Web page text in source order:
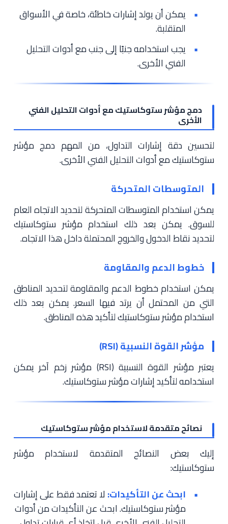
يمكن أن يولد إشارات خاطئة، خاصة في الأسواق
المتقلبة.
يجب استخدامه جنبًا إلى جنب مع أدوات التحليل
الفني الأخرى.
دمج مؤشر ستوكاستيك مع أدوات التحليل الفني
الأخرى
لتحسين دقة إشارات التداول، من المهم دمج مؤشر
ستوكاستيك مع أدوات التحليل الفني الأخرى.
المتوسطات المتحركة
يمكن استخدام المتوسطات المتحركة لتحديد الاتجاه العام
للسوق. يمكن بعد ذلك استخدام مؤشر ستوكاستيك
لتحديد نقاط الدخول والخروج المحتملة داخل هذا الاتجاه.
خطوط الدعم والمقاومة
يمكن استخدام خطوط الدعم والمقاومة لتحديد المناطق
التي من المحتمل أن يرتد فيها السعر. يمكن بعد ذلك
استخدام مؤشر ستوكاستيك لتأكيد هذه المناطق.
مؤشر القوة النسبية (RSI)
يعتبر مؤشر القوة النسبية (RSI) مؤشر زخم آخر يمكن
استخدامه لتأكيد إشارات مؤشر ستوكاستيك.
نصائح متقدمة لاستخدام مؤشر ستوكاستيك
إليك بعض النصائح المتقدمة لاستخدام مؤشر
ستوكاستيك:
ابحث عن التأكيدات: لا تعتمد فقط على إشارات
مؤشر ستوكاستيك. ابحث عن التأكيدات من أدوات